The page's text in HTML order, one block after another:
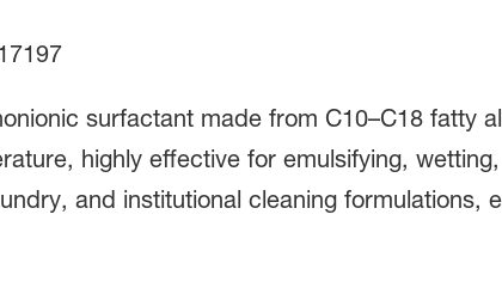
surfactant made from C10–C18 fatty
highly effective for emulsifying,
and institutional cleaning formulations,